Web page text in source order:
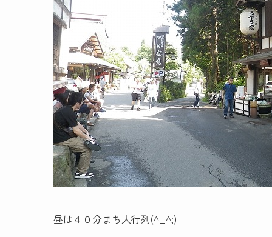
昼は４０分まち大行列(^_^;)